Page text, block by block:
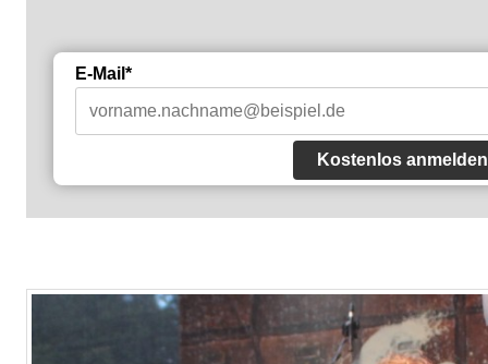
E-Mail*
Kostenlos anmelden